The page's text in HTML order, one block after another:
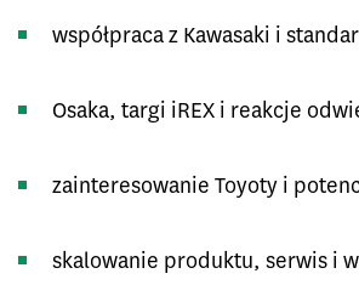
współpraca z Kawasaki i
Osaka, targi iREX i reakcje
zainteresowanie Toyoty i
skalowanie produktu, serwis i